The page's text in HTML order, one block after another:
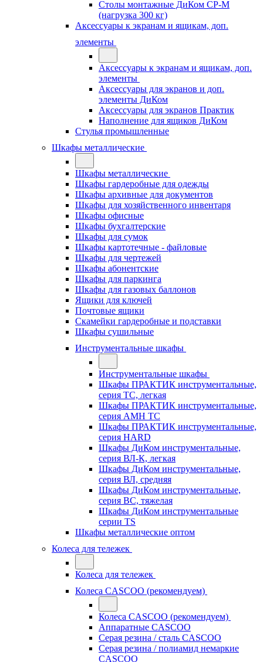
Столы монтажные ДиКом СР-М
(нагрузка 300 кг)
Аксессуары к экранам и ящикам, доп.
элементы
Аксессуары к экранам и ящикам, доп.
элементы
Аксессуары для экранов и доп.
элементы ДиКом
Аксессуары для экранов Практик
Наполнение для ящиков ДиКом
Стулья промышленные
Шкафы металлические
Шкафы металлические
Шкафы гардеробные для одежды
Шкафы архивные для документов
Шкафы для хозяйственного инвентаря
Шкафы офисные
Шкафы бухгалтерские
Шкафы для сумок
Шкафы картотечные - файловые
Шкафы для чертежей
Шкафы абонентские
Шкафы для паркинга
Шкафы для газовых баллонов
Ящики для ключей
Почтовые ящики
Скамейки гардеробные и подставки
Шкафы сушильные
Инструментальные шкафы
Инструментальные шкафы
Шкафы ПРАКТИК инструментальные,
серия ТC, легкая
Шкафы ПРАКТИК инструментальные,
серия AMH TC
Шкафы ПРАКТИК инструментальные,
серия HARD
Шкафы ДиКом инструментальные,
cерия ВЛ-К, легкая
Шкафы ДиКом инструментальные,
серия ВЛ, средняя
Шкафы ДиКом инструментальные,
серия ВС, тяжелая
Шкафы ДиКом инструментальные
серии TS
Шкафы металлические оптом
Колеса для тележек
Колеса для тележек
Колеса CASCOO (рекомендуем)
Колеса CASCOO (рекомендуем)
Аппаратные CASCOO
Серая резина / сталь CASCOO
Серая резина / полиамид немаркие
CASCOO